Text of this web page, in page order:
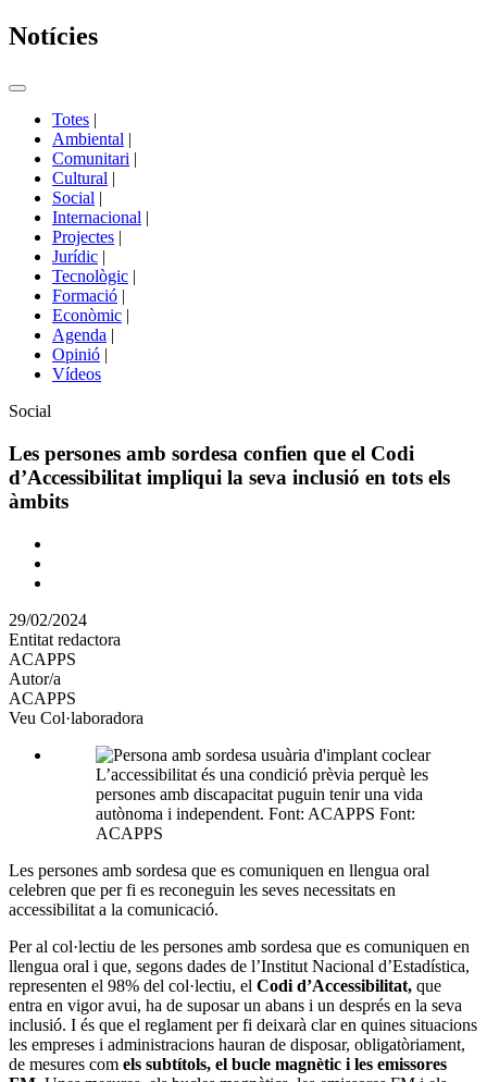
Notícies
Commutador
portals
Totes |
Ambiental |
Comunitari |
Cultural |
Social |
Internacional |
Projectes |
Jurídic |
Tecnològic |
Formació |
Econòmic |
Agenda |
Opinió |
Vídeos
Àmbit
la
notícia
Social
Les persones amb sordesa confien que el Codi
d’Accessibilitat impliqui la seva inclusió en tots els
àmbits
Comparteix
altres
xarxes
socials
29/02/2024
Entitat redactora
ACAPPS
Autor/a
ACAPPS
Veu Col·laboradora
L’accessibilitat és una condició prèvia perquè les
persones amb discapacitat puguin tenir una vida
autònoma i independent. Font: ACAPPS Font:
ACAPPS
Les persones amb sordesa que es comuniquen en llengua oral
celebren que per fi es reconeguin les seves necessitats en
accessibilitat a la comunicació.
Per al col·lectiu de les persones amb sordesa que es comuniquen en
llengua oral i que, segons dades de l’Institut Nacional d’Estadística,
representen el 98% del col·lectiu, el Codi d’Accessibilitat, que
entra en vigor avui, ha de suposar un abans i un després en la seva
inclusió. I és que el reglament per fi deixarà clar en quines situacions
les empreses i administracions hauran de disposar, obligatòriament,
de mesures com els subtítols, el bucle magnètic i les emissores